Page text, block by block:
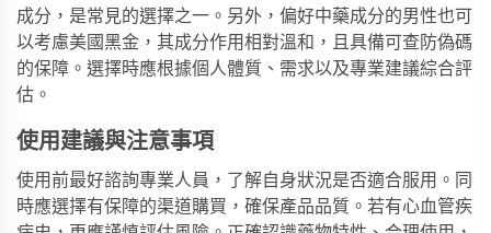
成分，是常見的選擇之一。另外，偏好中藥成分的男性也可
以考慮美國黑金 ，其成分作用相對溫和，且具備可查防偽碼
的保障。選擇時應根據個人體質、需求以及專業建議綜合評
估。
使用建議與注意事項
使用前最好諮詢專業人員，了解自身狀況是否適合服用。同
時應選擇有保障的渠道購買，確保產品品質。若有心血管疾